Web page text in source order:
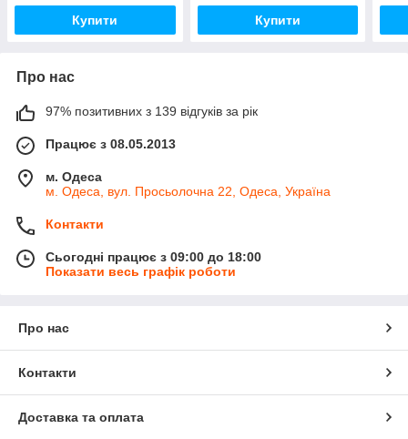
Купити Купити
Про нас
97% позитивних з 139 відгуків за рік
Працює з 08.05.2013
м. Одеса
м. Одеса, вул. Просьолочна 22, Одеса, Україна
Контакти
Сьогодні працює з 09:00 до 18:00
Показати весь графік роботи
Про нас
Контакти
Доставка та оплата